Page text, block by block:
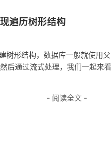
遍历树形结构
树形结构，数据库一般就使用
后通过流式处理，我们一起来
- 阅读全文 -